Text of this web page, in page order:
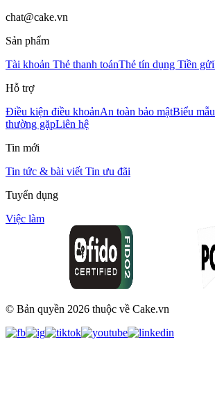
chat@cake.vn
Sản phẩm
Tài khoản Thẻ thanh toánThẻ tín dụng Tiền gửi
Hỗ trợ
Điều kiện điều khoảnAn toàn bảo mậtBiểu
thường gặpLiên hệ
Tin mới
Tin tức & bài viết Tin ưu đãi
Tuyển dụng
Việc làm
© Bản quyền 2026 thuộc về Cake.vn